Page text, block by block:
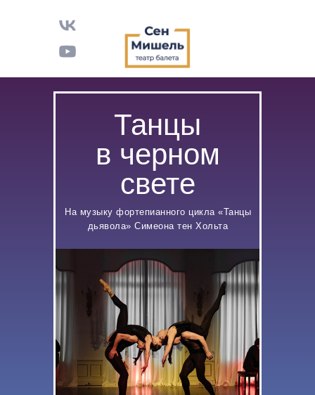
Танцы
в черном
свете
На музыку фортепианного цикла «Танцы
дьявола» Симеона тен Хольта